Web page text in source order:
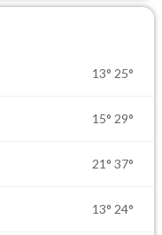
13° 25°
15° 29°
21° 37°
13° 24°